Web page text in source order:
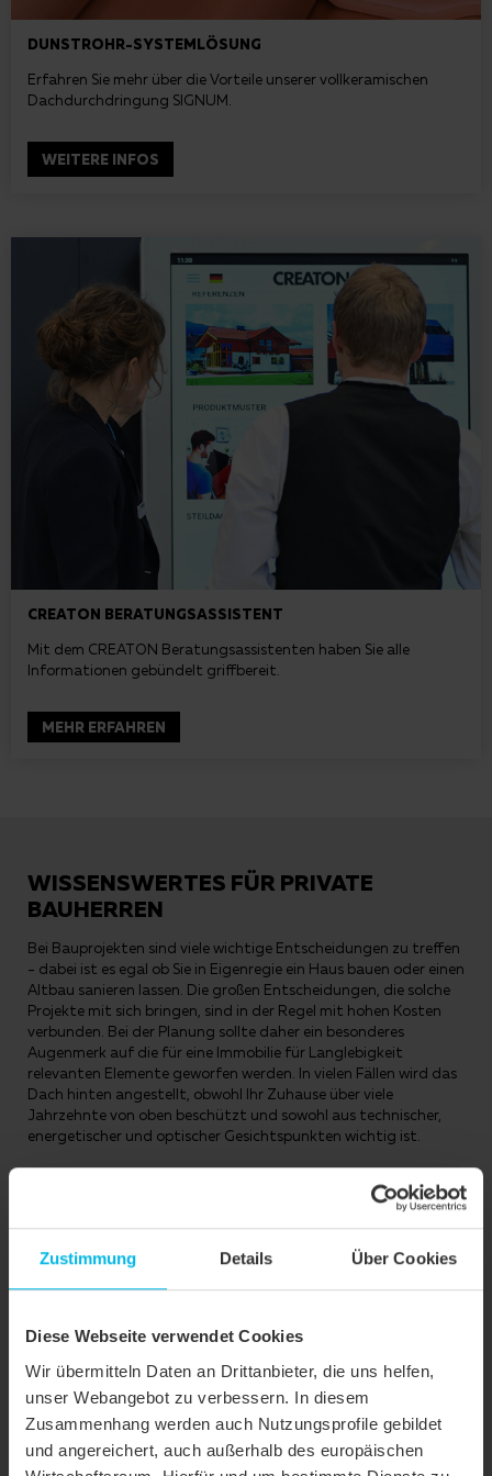
Zustimmung Details Über Cookies
Diese Webseite verwendet Cookies
Wir übermitteln Daten an Drittanbieter, die uns helfen,
unser Webangebot zu verbessern. In diesem
Zusammenhang werden auch Nutzungsprofile gebildet
und angereichert, auch außerhalb des europäischen
DUNSTROHR-SYSTEMLÖSUNG
Erfahren Sie mehr über die Vorteile unserer vollkeramischen
Dachdurchdringung SIGNUM.
WEITERE INFOS
CREATON BERATUNGSASSISTENT
Mit dem CREATON Beratungsassistenten haben Sie alle
Informationen gebündelt griffbereit.
MEHR ERFAHREN
WISSENSWERTES FÜR PRIVATE
BAUHERREN
Bei Bauprojekten sind viele wichtige Entscheidungen zu treffen
- dabei ist es egal ob Sie in Eigenregie ein Haus bauen oder einen
Altbau sanieren lassen. Die großen Entscheidungen, die solche
Projekte mit sich bringen, sind in der Regel mit hohen Kosten
verbunden. Bei der Planung sollte daher ein besonderes
Augenmerk auf die für eine Immobilie für Langlebigkeit
relevanten Elemente geworfen werden. In vielen Fällen wird das
Dach hinten angestellt, obwohl Ihr Zuhause über viele
Jahrzehnte von oben beschützt und sowohl aus technischer,
energetischer und optischer Gesichtspunkten wichtig ist.
NEUBAU